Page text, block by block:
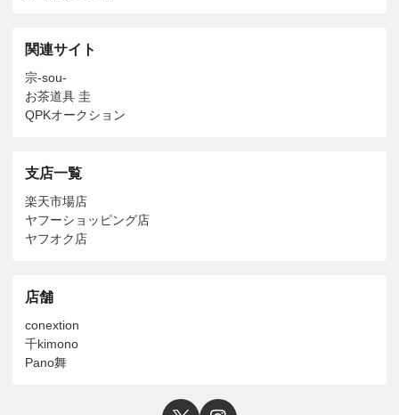
関連サイト
宗-sou-
お茶道具 圭
QPKオークション
支店一覧
楽天市場店
ヤフーショッピング店
ヤフオク店
店舗
conextion
千kimono
Pano舞